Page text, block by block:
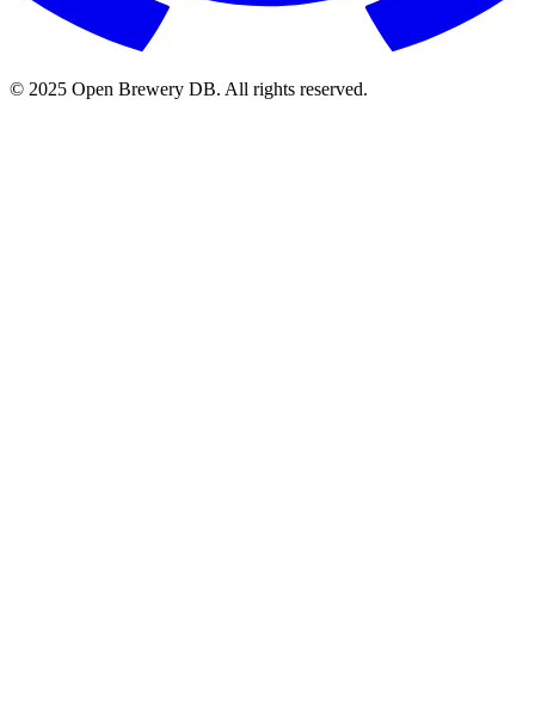
© 2025 Open Brewery DB. All rights reserved.